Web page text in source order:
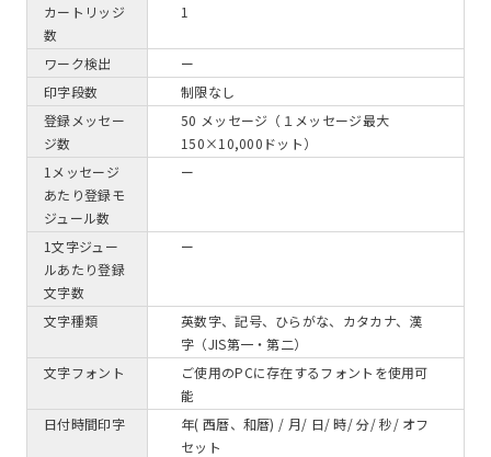
カートリッジ
数
1
ワーク検出
ー
印字段数
制限なし
登録メッセー
ジ数
50 メッセージ（１メッセージ最大
150×10,000ドット）
1メッセージ
あたり登録モ
ジュール数
ー
1文字ジュー
ルあたり登録
文字数
ー
文字種類
英数字、記号、ひらがな、カタカナ、漢
字（JIS第一・第二）
文字フォント
ご使用のPCに存在するフォントを使用可
能
日付時間印字
年( 西暦、和暦) / 月/ 日/ 時/ 分/ 秒/ オフ
セット